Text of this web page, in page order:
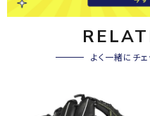
よく一緒にチ